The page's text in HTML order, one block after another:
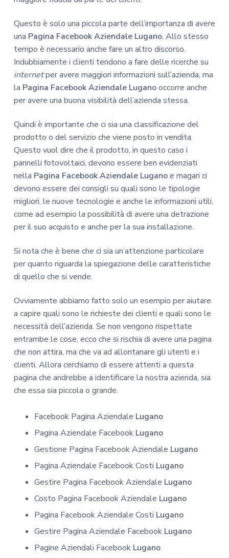
Questo è solo una piccola parte dell’importanza di avere
una Pagina Facebook Aziendale Lugano. Allo stesso
tempo è necessario anche fare un altro discorso.
Indubbiamente i clienti tendono a fare delle ricerche su
internetper avere maggiori informazioni sull’azienda, ma
la Pagina Facebook Aziendale Luganooccorre anche
per avere una buona visibilità dell’azienda stessa.
Quindi è importante che ci sia una classificazione del
prodotto o del servizio che viene posto in vendita.
Questo vuol dire che il prodotto, in questo caso i
pannelli fotovoltaici, devono essere ben evidenziati
nella Pagina Facebook Aziendale Luganoe magari ci
devono essere dei consigli su quali sono le tipologie
migliori, le nuove tecnologie e anche le informazioni utili,
come ad esempio la possibilità di avere una detrazione
per il suo acquisto e anche per la sua installazione.
Si nota che è bene che ci sia un’attenzione particolare
per quanto riguarda la spiegazione delle caratteristiche
di quello che si vende.
Ovviamente abbiamo fatto solo un esempio per aiutare
a capire quali sono le richieste dei clienti e quali sono le
necessità dell’azienda. Se non vengono rispettate
entrambe le cose, ecco che si rischia di avere una pagina
che non attira, ma che va ad allontanare gli utenti e i
clienti. Allora cerchiamo di essere attenti a questa
pagina che andrebbe a identificare la nostra azienda, sia
che essa sia piccola o grande.
Facebook Pagina Aziendale Lugano
Pagina Aziendale Facebook Lugano
Gestione Pagina Facebook Aziendale Lugano
Pagina Aziendale Facebook Costi Lugano
Gestire Pagina Facebook Aziendale Lugano
Costo Pagina Facebook Aziendale Lugano
Pagina Facebook Aziendale Costi Lugano
Gestire Pagina Aziendale Facebook Lugano
Pagine Aziendali Facebook Lugano